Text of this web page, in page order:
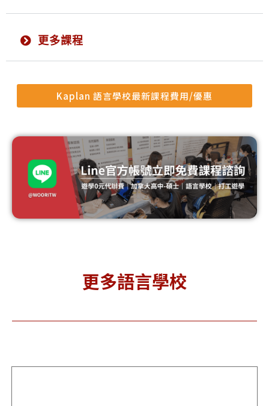
更多課程
Kaplan 語言學校最新課程費用/優惠
更多語言學校
Canadian College of English